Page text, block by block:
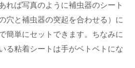
れば写真のように補虫器のシート
穴と補虫器の突起を合わせる）に
簡単にセットできます。ちなみに
る粘着シートは手がベトベトにな